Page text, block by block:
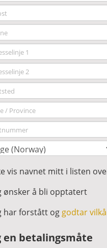
vis navnet mitt i listen
ønsker å bli opptatert
har forstått og godtar
en betalingsmåte